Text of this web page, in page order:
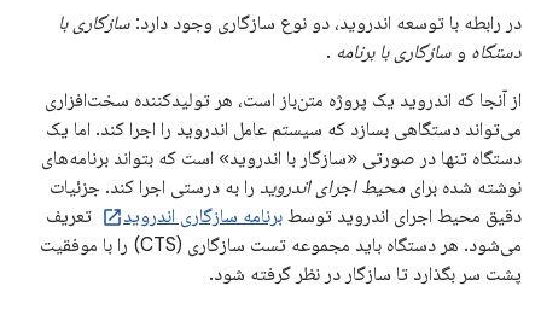
در رابطه با توسعه اندروید، دو نوع سازگاری وجود دارد: سازگاری با
دستگاه و سازگاری با برنامه .
از آنجا که اندروید یک پروژه متن‌باز است، هر تولیدکننده سخت‌افزاری
می‌تواند دستگاهی بسازد که سیستم عامل اندروید را اجرا کند. اما یک
دستگاه تنها در صورتی «سازگار با اندروید» است که بتواند برنامه‌های
نوشته شده برای محیط اجرای اندروید را به درستی اجرا کند. جزئیات
دقیق محیط اجرای اندروید توسط برنامه سازگاری اندروید
تعریف
می‌شود. هر دستگاه باید مجموعه تست سازگاری (CTS) را با موفقیت
پشت سر بگذارد تا سازگار در نظر گرفته شود.